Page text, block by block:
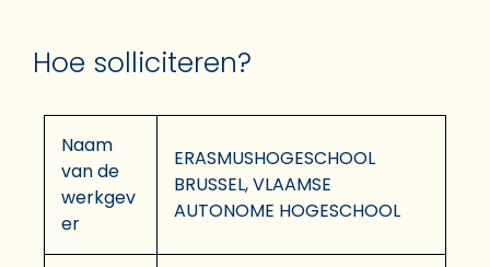
Hoe solliciteren?
Naam
van de
werkgev
er
ERASMUSHOGESCHOOL
BRUSSEL, VLAAMSE
AUTONOME HOGESCHOOL